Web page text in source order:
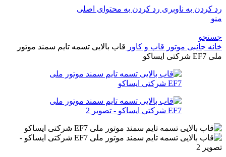
رد کردن به ناوبری رد کردن به محتوای اصلی
منو
جستجو
خانه جانبی موتور قاب و کاور قاب بالایی تسمه تایم سمند موتور
ملی EF7 شرکتی ایساکو